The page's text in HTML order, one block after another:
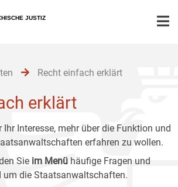
JUSTIZ
Recht einfach erklärt
erklärt
Interesse, mehr über die Funktion und
erfahren zu wollen.
Sie im Menü häufige Fragen und
um die Staatsanwaltschaften.